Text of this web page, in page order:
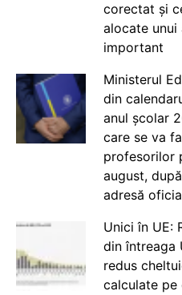
corectat și
alocate
important
Ministerul
din
anul școlar
care se va
profesorilor
august,
adresă
Unici în UE:
din întreaga
redus
calculate pe